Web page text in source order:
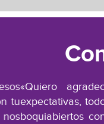
«Quiero
expectativas, todos
boquiabiertos con